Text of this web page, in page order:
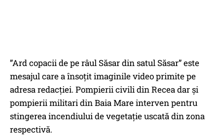
”Ard copacii de pe râul Săsar din satul Săsar” este
mesajul care a însoțit imaginile video primite pe
adresa redacției. Pompierii civili din Recea dar și
pompierii militari din Baia Mare interven pentru
stingerea incendiului de vegetație uscată din zona
respectivă.